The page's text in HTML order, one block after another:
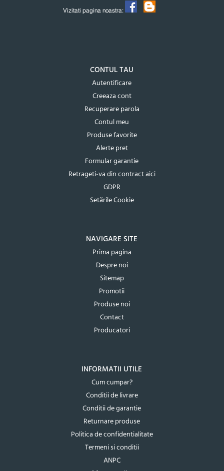
Vizitati pagina noastra:
CONTUL TAU
Autentificare
Creeaza cont
Recuperare parola
Contul meu
Produse favorite
Alerte pret
Formular garantie
Retrageti-va din contract aici
GDPR
Setările Cookie
NAVIGARE SITE
Prima pagina
Despre noi
Sitemap
Promotii
Produse noi
Contact
Producatori
INFORMATII UTILE
Cum cumpar?
Conditii de livrare
Conditii de garantie
Returnare produse
Politica de confidentialitate
Termeni si conditii
ANPC